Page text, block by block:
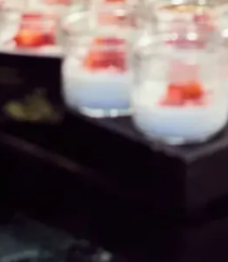
feestdagen)
softdrinks)
januari 2027
gerechten
inclusief
thee